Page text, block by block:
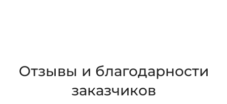
Отзывы и благодарности
заказчиков